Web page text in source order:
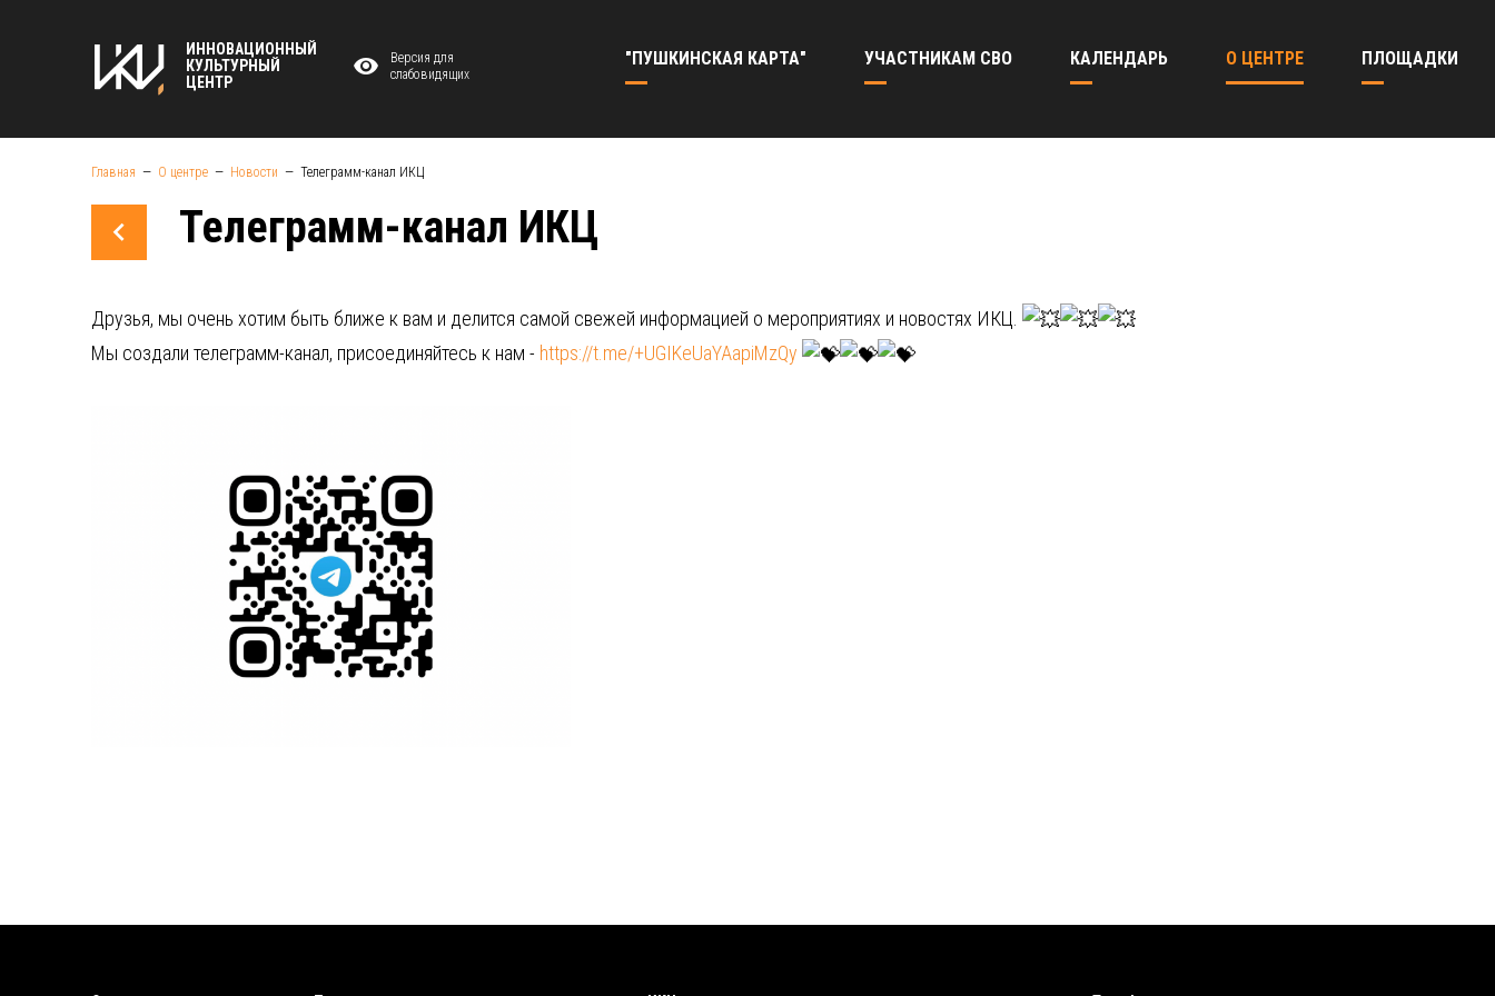
ИННОВАЦИОННЫЙ
КУЛЬТУРНЫЙ
ЦЕНТР
Версия для
слабовидящих
"ПУШКИНСКАЯ КАРТА" УЧАСТНИКАМ СВО КАЛЕНДАРЬ О ЦЕНТРЕ ПЛОЩАДКИ
Главная О центре Новости Телеграмм-канал ИКЦ
Телеграмм-канал ИКЦ
Друзья, мы очень хотим быть ближе к вам и делится самой свежей информацией о мероприятиях и новостях ИКЦ.
Мы создали телеграмм-канал, присоединяйтесь к нам - https://t.me/+UGIKeUaYAapiMzQy